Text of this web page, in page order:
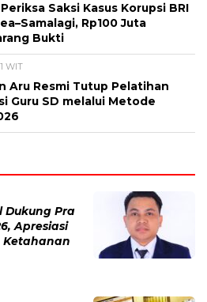
Saksi Kasus Korupsi BRI
Rp100 Juta
Bukti
WIT
Aru Resmi Tutup Pelatihan
Guru SD melalui Metode
Dukung Pra
Apresiasi
Ketahanan